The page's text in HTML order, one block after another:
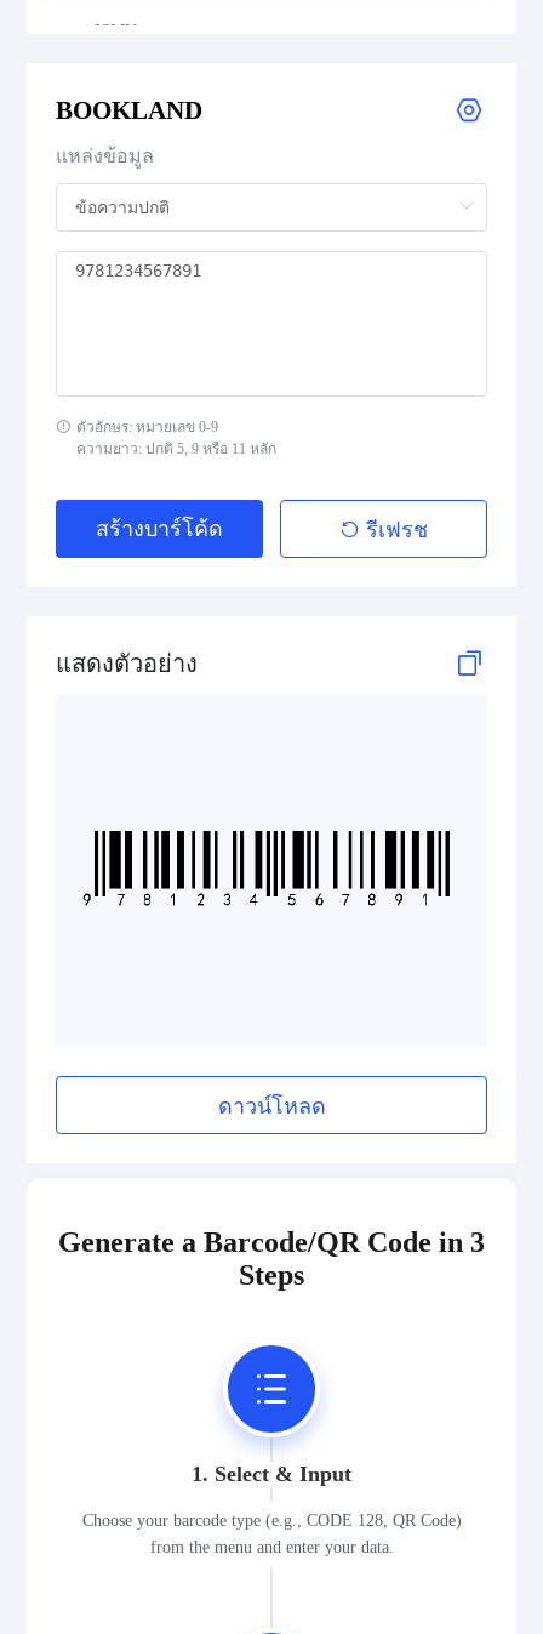
ISMN
GS1 DataBar
BOOKLAND
แหล่งข้อมูล
ตัวอักษร: หมายเลข 0-9
ความยาว: ปกติ 5, 9 หรือ 11 หลัก
สร้างบาร์โค้ด รีเฟรช
แสดงตัวอย่าง
ดาวน์โหลด
Generate a Barcode/QR Code in 3
Steps
1. Select & Input
Choose your barcode type (e.g., CODE 128, QR Code)
from the menu and enter your data.